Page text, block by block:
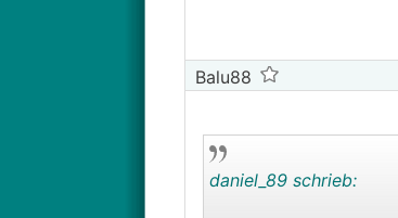
Balu88
daniel_89 schrieb: